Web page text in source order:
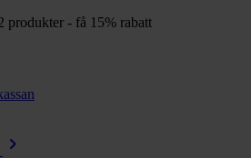
- få 15% rabatt
chevron_right